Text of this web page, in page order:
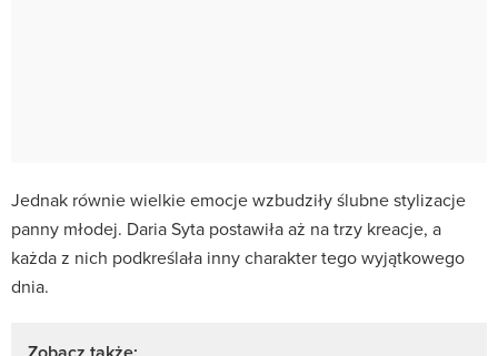
Jednak równie wielkie emocje wzbudziły ślubne stylizacje
panny młodej. Daria Syta postawiła aż na trzy kreacje, a
każda z nich podkreślała inny charakter tego wyjątkowego
dnia.